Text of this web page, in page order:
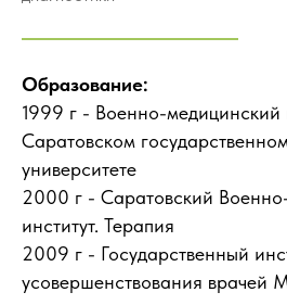
Образование:
1999 г - Военно-медицинский
Саратовском
университете
2000 г - Саратовский
институт. Терапия
2009 г - Государственный
усовершенствования врачей